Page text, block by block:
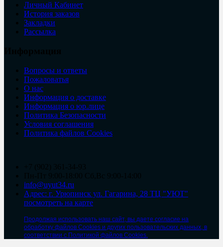
Личный Кабинет
История заказов
Закладки
Рассылка
Вопросы и ответы
Пожаловатья
О нас
Информация о доставке
Информация о юр.лице
Политика Безопасности
Условия соглашения
Политика файлов Cookies
info@uyut34.ru
Адрес: г. Урюпинск ул. Гагарина, 28 ТЦ "УЮТ"
посмотреть на карте
Продолжая использовать наш сайт, вы даете согласие на
обработку файлов Cookies и других пользовательских данных, в
соответствии с Политикой файлов Cookies.